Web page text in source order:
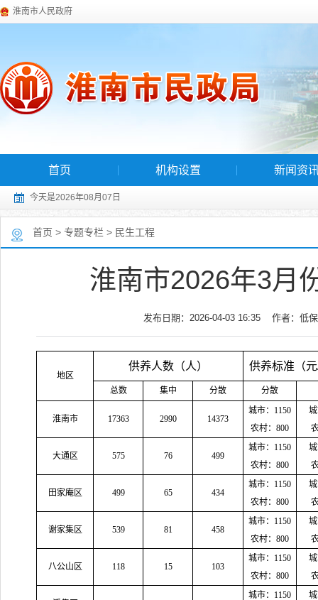
淮南市人民政府
首页 机构设置 新闻资
今天是2026年08月07日
首页 > 专题专栏 > 民生工程
淮南市2026年3月
发布日期：2026-04-03 16:35 作者：低
地区
供养人数（人） 供养标准（
总数 集中 分散 分散
淮南市 17363 2990 14373
城市：1150
农村：800
大通区 575 76 499
城市：1150
农村：800
田家庵区 499 65 434
城市：1150
农村：800
谢家集区 539 81 458
城市：1150
农村：800
八公山区 118 15 103
城市：1150
农村：800
城市：1150